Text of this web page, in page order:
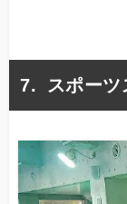
スポー